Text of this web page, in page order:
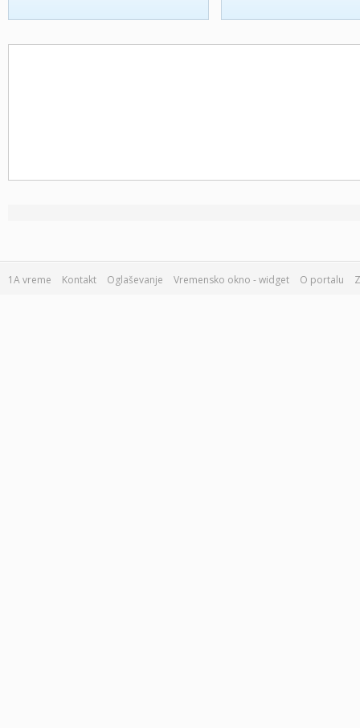
1A vreme Kontakt Oglaševanje Vremensko okno - widget O portalu